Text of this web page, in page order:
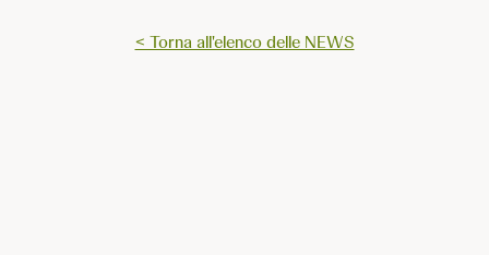
< Torna all'elenco delle NEWS